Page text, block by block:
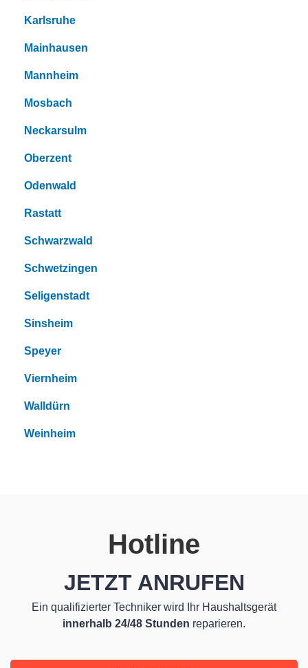
Karlsruhe
Mainhausen
Mannheim
Mosbach
Neckarsulm
Oberzent
Odenwald
Rastatt
Schwarzwald
Schwetzingen
Seligenstadt
Sinsheim
Speyer
Viernheim
Walldürn
Weinheim
Hotline
JETZT ANRUFEN
Ein qualifizierter Techniker wird Ihr Haushaltsgerät
innerhalb 24/48 Stunden reparieren.